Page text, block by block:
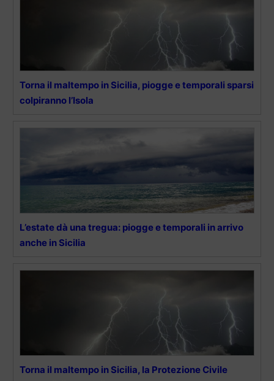
Torna il maltempo in Sicilia, piogge e temporali sparsi
colpiranno l’Isola
L’estate dà una tregua: piogge e temporali in arrivo
anche in Sicilia
Torna il maltempo in Sicilia, la Protezione Civile